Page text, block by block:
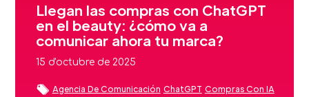
Llegan las compras con ChatGPT
en el beauty: ¿cómo va a
comunicar ahora tu marca?
15 d'octubre de 2025
Agencia De Comunicación ChatGPT Compras Con IA